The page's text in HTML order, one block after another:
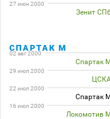
27 июн 2000
Зенит
СПАРТАК М
02 авг 2000
Спартак М
29 июл 2000
22 июл 2000
Спартак М
16 июл 2000
Локомотив М